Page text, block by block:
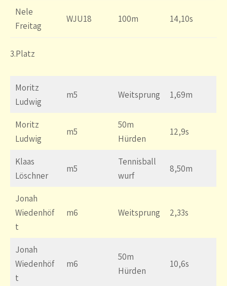
Nele
Freitag
WJU18 100m 14,10s
3.Platz
Moritz
Ludwig
m5 Weitsprung 1,69m
Moritz
Ludwig
m5
50m
Hürden
12,9s
Klaas
Löschner
m5
Tennisball
wurf
8,50m
Jonah
Wiedenhöf
t
m6 Weitsprung 2,33s
Jonah
Wiedenhöf
t
m6
50m
Hürden
10,6s